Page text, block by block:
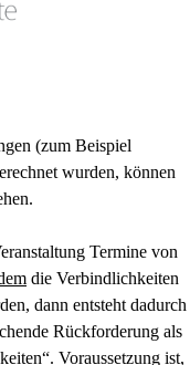
(zum Beispiel
wurden, können
Termine von
die Verbindlichkeiten
dann entsteht dadurch
Rückforderung als
Voraussetzung ist,